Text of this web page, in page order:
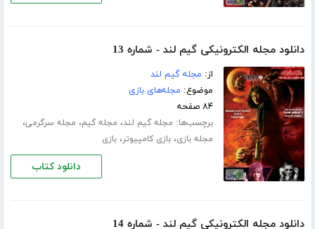
دانلود مجله الکترونیکی گیم لند - شماره 13
از: مجله گیم لند
موضوع: مجله‌های بازی
۸۴ صفحه
برچسب‌ها: مجله گیم لند، مجله گیم، مجله سرگرمی،
مجله بازی،بازی کامپیوتر،بازی
دانلود کتاب
دانلود مجله الکترونیکی گیم لند - شماره 14